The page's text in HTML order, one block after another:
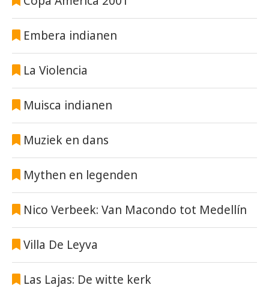
Embera indianen
La Violencia
Muisca indianen
Muziek en dans
Mythen en legenden
Nico Verbeek: Van Macondo tot Medellín
Villa De Leyva
Las Lajas: De witte kerk